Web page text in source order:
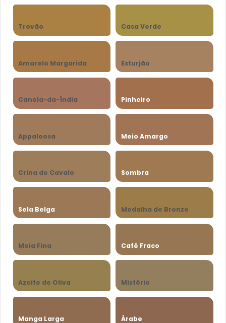
Trovão Casa Verde
Amarelo Margarida Esturjão
Canela-da-Índia Pinheiro
Appaloosa Meio Amargo
Crina de Cavalo Sombra
Sela Belga Medalha de Bronze
Meia Fina Café Fraco
Azeite de Oliva Mistério
Manga Larga Árabe